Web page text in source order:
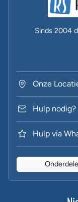
Sinds 2004
Onze
Hulp nodig?
Hulp via